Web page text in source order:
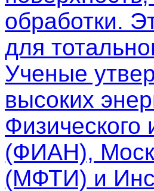
обработки.
для
Ученые
высоких
(ФИАН),
(МФТИ) и